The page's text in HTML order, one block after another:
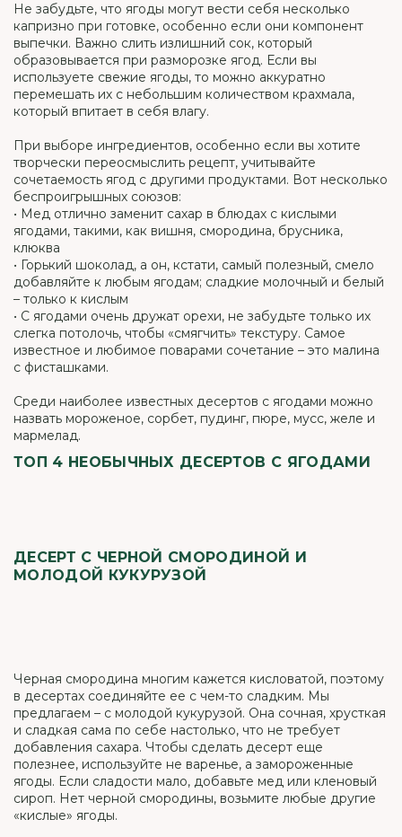
Не забудьте, что ягоды могут вести себя несколько
капризно при готовке, особенно если они компонент
выпечки. Важно слить излишний сок, который
образовывается при разморозке ягод. Если вы
используете свежие ягоды, то можно аккуратно
перемешать их с небольшим количеством крахмала,
который впитает в себя влагу.
При выборе ингредиентов, особенно если вы хотите
творчески переосмыслить рецепт, учитывайте
сочетаемость ягод с другими продуктами. Вот несколько
беспроигрышных союзов:
• Мед отлично заменит сахар в блюдах с кислыми
ягодами, такими, как вишня, смородина, брусника,
клюква
• Горький шоколад, а он, кстати, самый полезный, смело
добавляйте к любым ягодам; сладкие молочный и белый
– только к кислым
• С ягодами очень дружат орехи, не забудьте только их
слегка потолочь, чтобы «смягчить» текстуру. Самое
известное и любимое поварами сочетание – это малина
с фисташками.
Среди наиболее известных десертов с ягодами можно
назвать мороженое, сорбет, пудинг, пюре, мусс, желе и
мармелад.
ТОП 4 НЕОБЫЧНЫХ ДЕСЕРТОВ С ЯГОДАМИ
ДЕСЕРТ С ЧЕРНОЙ СМОРОДИНОЙ И
МОЛОДОЙ КУКУРУЗОЙ
Черная смородина многим кажется кисловатой, поэтому
в десертах соединяйте ее с чем-то сладким. Мы
предлагаем – с молодой кукурузой. Она сочная, хрусткая
и сладкая сама по себе настолько, что не требует
добавления сахара. Чтобы сделать десерт еще
полезнее, используйте не варенье, а замороженные
ягоды. Если сладости мало, добавьте мед или кленовый
сироп. Нет черной смородины, возьмите любые другие
«кислые» ягоды.